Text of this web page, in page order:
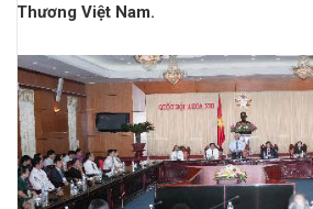
Thương Việt Nam.